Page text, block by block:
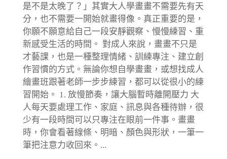
是不是太晚了？」其實大人學畫畫不需要先有天
分，也不需要一開始就畫得像。真正重要的是，
你願不願意給自己一段安靜觀察、慢慢練習、重
新感受生活的時間。 對成人來說，畫畫不只是
才藝課，也是一種整理情緒、訓練專注、建立創
作習慣的方式。無論你想自學畫畫，或想找成人
繪畫班跟著老師一步步練習，都可以從很小的練
習開始。 1. 放慢節奏，讓大腦暫時離開壓力 大
人每天要處理工作、家庭、訊息與各種待辦，很
少有一段時間可以只專注在眼前一件事。畫畫
時，你會看著線條、明暗、顏色與形狀，一筆一
筆把注意力收回來。...